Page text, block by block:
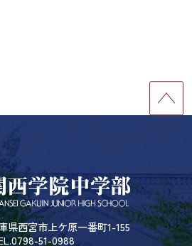
県西宮市上ケ原一番町1-155
51-0988